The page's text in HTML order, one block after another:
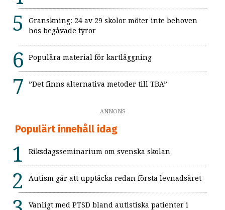
Granskning: 24 av 29 skolor möter inte behoven
hos begåvade fyror
Populära material för kartläggning
”Det finns alternativa metoder till TBA”
ANNONS
Populärt innehåll idag
Riksdagsseminarium om svenska skolan
Autism går att upptäcka redan första levnadsåret
Vanligt med PTSD bland autistiska patienter i